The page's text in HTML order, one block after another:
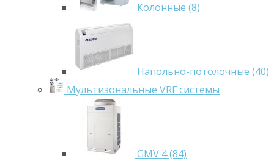
Колонные (8)
Напольно-потолочные (40)
Мультизональные VRF системы
GMV 4 (84)